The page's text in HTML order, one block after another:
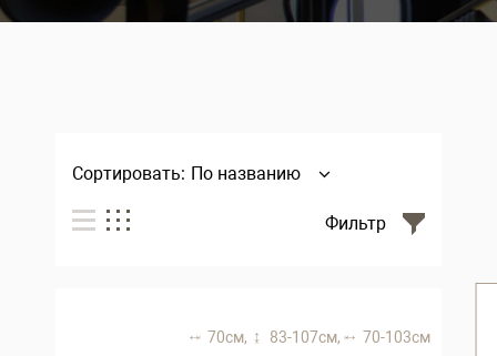
Сортировать: По названию
Фильтр
70 см, 83-107 см, 70-103 см